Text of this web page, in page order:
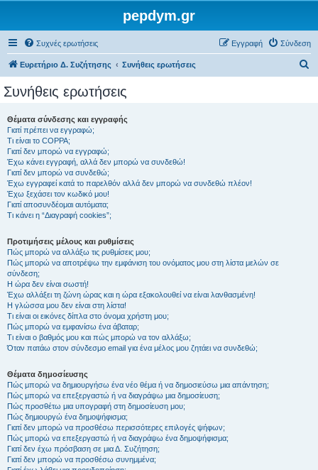
pepdym.gr
Συχνές ερωτήσεις Σύνδεση
Εγγραφή
Ευρετήριο Δ. Συζήτησης Συνήθεις ερωτήσεις
Συνήθεις ερωτήσεις
Θέματα σύνδεσης και εγγραφής
Γιατί πρέπει να εγγραφώ;
Τι είναι το COPPA;
Γιατί δεν μπορώ να εγγραφώ;
Έχω κάνει εγγραφή, αλλά δεν μπορώ να συνδεθώ!
Γιατί δεν μπορώ να συνδεθώ;
Έχω εγγραφεί κατά το παρελθόν αλλά δεν μπορώ να συνδεθώ πλέον!
Έχω ξεχάσει τον κωδικό μου!
Γιατί αποσυνδέομαι αυτόματα;
Τι κάνει η “Διαγραφή cookies”;
Προτιμήσεις μέλους και ρυθμίσεις
Πώς μπορώ να αλλάξω τις ρυθμίσεις μου;
Πώς μπορώ να αποτρέψω την εμφάνιση του ονόματος μου στη λίστα μελών σε
σύνδεση;
Η ώρα δεν είναι σωστή!
Έχω αλλάξει τη ζώνη ώρας και η ώρα εξακολουθεί να είναι λανθασμένη!
Η γλώσσα μου δεν είναι στη λίστα!
Τι είναι οι εικόνες δίπλα στο όνομα χρήστη μου;
Πώς μπορώ να εμφανίσω ένα άβαταρ;
Τι είναι ο βαθμός μου και πώς μπορώ να τον αλλάξω;
Όταν πατάω στον σύνδεσμο email για ένα μέλος μου ζητάει να συνδεθώ;
Θέματα δημοσίευσης
Πώς μπορώ να δημιουργήσω ένα νέο θέμα ή να δημοσιεύσω μια απάντηση;
Πώς μπορώ να επεξεργαστώ ή να διαγράψω μια δημοσίευση;
Πώς προσθέτω μια υπογραφή στη δημοσίευση μου;
Πώς δημιουργώ ένα δημοψήφισμα;
Γιατί δεν μπορώ να προσθέσω περισσότερες επιλογές ψήφων;
Πώς μπορώ να επεξεργαστώ ή να διαγράψω ένα δημοψήφισμα;
Γιατί δεν έχω πρόσβαση σε μια Δ. Συζήτηση;
Γιατί δεν μπορώ να προσθέσω συνημμένα;